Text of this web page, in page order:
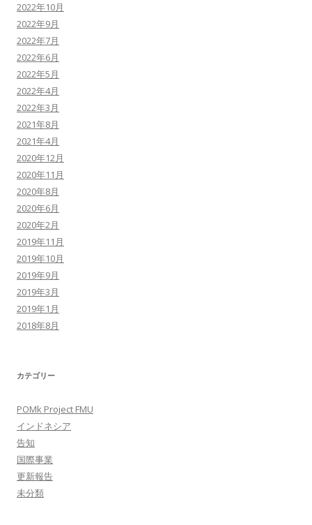
2022年10月
2022年9月
2022年7月
2022年6月
2022年5月
2022年4月
2022年3月
2021年8月
2021年4月
2020年12月
2020年11月
2020年8月
2020年6月
2020年2月
2019年11月
2019年10月
2019年9月
2019年3月
2019年1月
2018年8月
カテゴリー
POMk Project FMU
インドネシア
告知
国際事業
更新報告
未分類